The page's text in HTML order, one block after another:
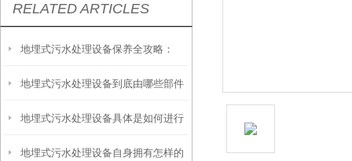
RELATED ARTICLES
地埋式污水处理设备保养全攻略：
让“地下卫士”持续高效运转
地埋式污水处理设备到底由哪些部件
撑起？核心结构一文拆解
地埋式污水处理设备具体是如何进行
安装的呢？
地埋式污水处理设备自身拥有怎样的